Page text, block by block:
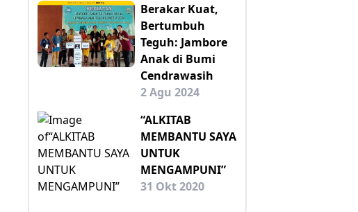
Berakar Kuat,
Bertumbuh
Teguh: Jambore
Anak di Bumi
Cendrawasih
2 Agu 2024
“ALKITAB
MEMBANTU SAYA
UNTUK
MENGAMPUNI”
31 Okt 2020